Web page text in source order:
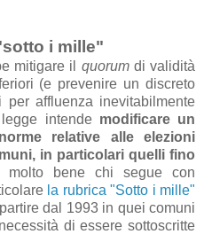
i mille"
mitigare il quorum di validità
(e prevenire un discreto
per affluenza inevitabilmente
intende modificare un
relative alle elezioni
in particolari quelli fino
molto bene chi segue con
la rubrica "Sotto i mille"
dal 1993 in quei comuni
di essere sottoscritte